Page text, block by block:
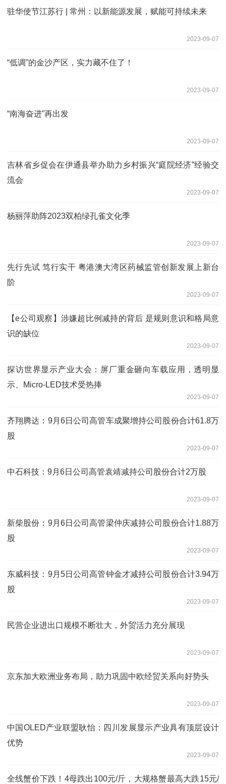
驻华使节江苏行 | 常州：以新能源发展，赋能可持续未来
2023-09-07
“低调”的金沙产区，实力藏不住了！
2023-09-07
“南海奋进”再出发
2023-09-07
吉林省乡促会在伊通县举办助力乡村振兴“庭院经济”经验交
流会
2023-09-07
杨丽萍助阵2023双柏绿孔雀文化季
2023-09-07
先行先试 笃行实干 粤港澳大湾区药械监管创新发展上新台
阶
2023-09-07
【e公司观察】涉嫌超比例减持的背后 是规则意识和格局意
识的缺位
2023-09-07
探访世界显示产业大会：屏厂重金砸向车载应用，透明显
示、Micro-LED技术受热捧
2023-09-07
齐翔腾达：9月6日公司高管车成聚增持公司股份合计61.8万
股
2023-09-07
中石科技：9月6日公司高管袁靖减持公司股份合计2万股
2023-09-07
新柴股份：9月6日公司高管梁仲庆减持公司股份合计1.88万
股
2023-09-07
东威科技：9月5日公司高管钟金才减持公司股份合计3.94万
股
2023-09-07
民营企业进出口规模不断壮大，外贸活力充分展现
2023-09-07
京东加大欧洲业务布局，助力巩固中欧经贸关系向好势头
2023-09-07
中国OLED产业联盟耿怡：四川发展显示产业具有顶层设计
优势
2023-09-07
全线蟹价下跌！4母跌出100元/斤，大规格蟹最高大跌15元/